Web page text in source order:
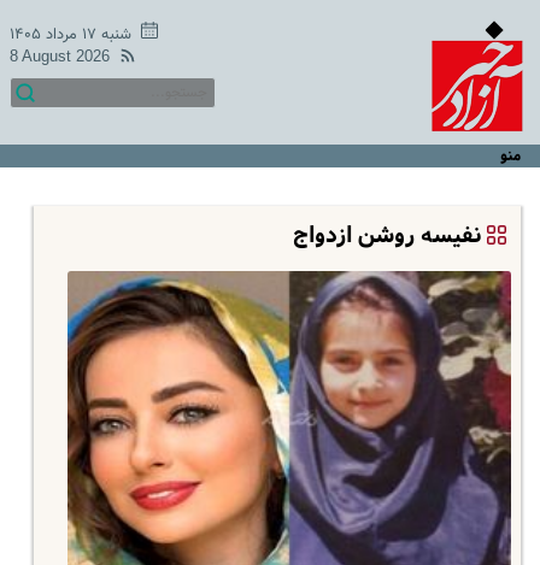
شنبه ۱۷ مرداد ۱۴۰۵
8 August 2026
منو
نفیسه روشن ازدواج